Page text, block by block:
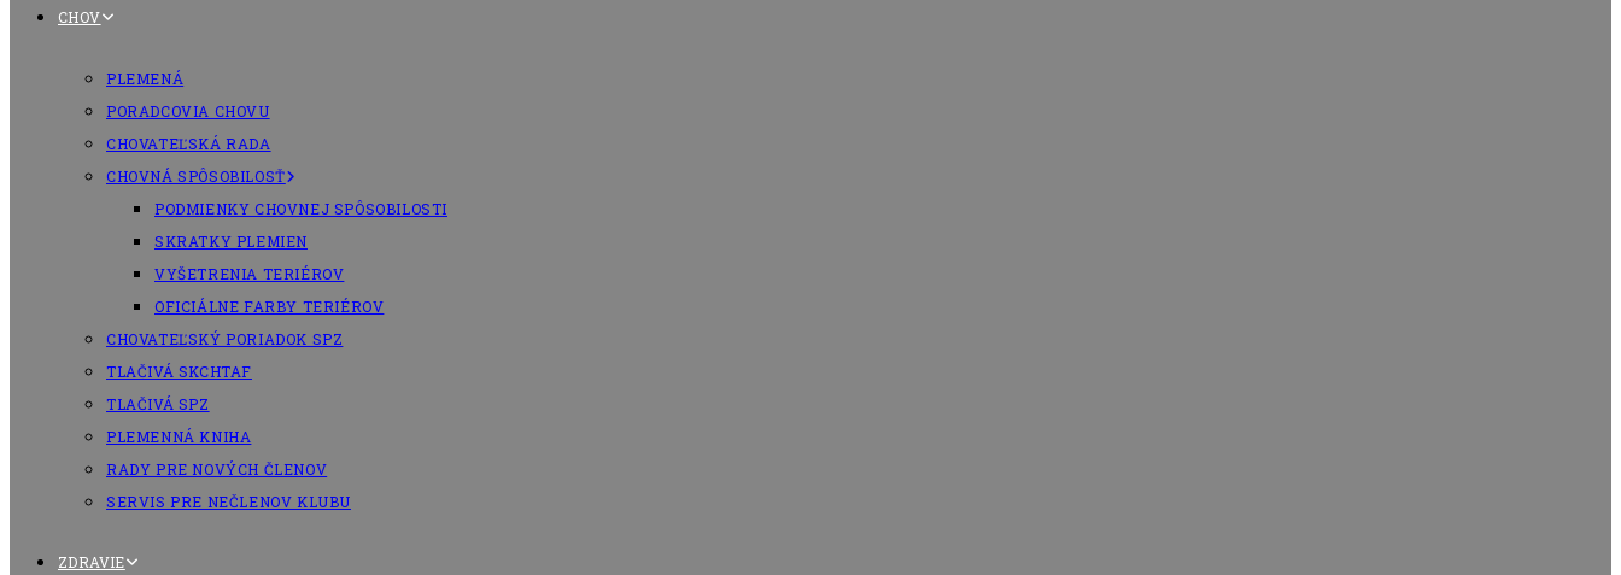
CHOV
PLEMENÁ
PORADCOVIA CHOVU
CHOVATEĽSKÁ RADA
CHOVNÁ SPÔSOBILOSŤ
PODMIENKY CHOVNEJ SPÔSOBILOSTI
SKRATKY PLEMIEN
VYŠETRENIA TERIÉROV
OFICIÁLNE FARBY TERIÉROV
CHOVATEĽSKÝ PORIADOK SPZ
TLAČIVÁ SKCHTAF
TLAČIVÁ SPZ
PLEMENNÁ KNIHA
RADY PRE NOVÝCH ČLENOV
SERVIS PRE NEČLENOV KLUBU
ZDRAVIE